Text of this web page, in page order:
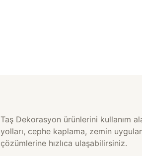
Taş Dekorasyon ürünlerini kullanım
yolları, cephe kaplama, zemin
çözümlerine hızlıca ulaşabilirsiniz.